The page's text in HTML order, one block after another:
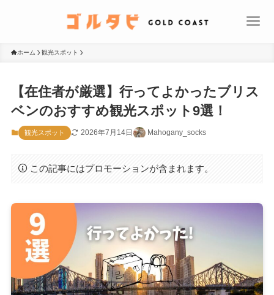
ホーム 観光スポット
【在住者が厳選】行ってよかったブリス
ベンのおすすめ観光スポット9選！
観光スポット 2026年7月14日 Mahogany_socks
この記事にはプロモーションが含まれます。